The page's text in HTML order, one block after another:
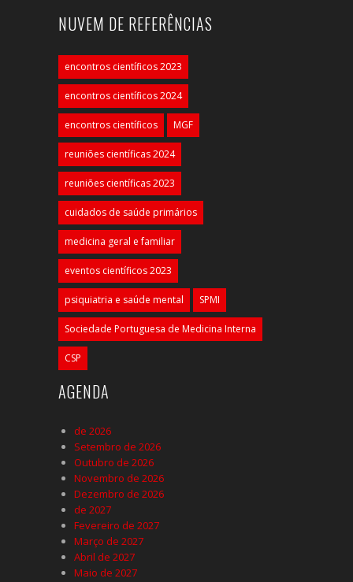
NUVEM DE REFERÊNCIAS
encontros científicos 2023
encontros científicos 2024
encontros científicos MGF
reuniões científicas 2024
reuniões científicas 2023
cuidados de saúde primários
medicina geral e familiar
eventos científicos 2023
psiquiatria e saúde mental SPMI
Sociedade Portuguesa de Medicina Interna
CSP
AGENDA
de 2026
Setembro de 2026
Outubro de 2026
Novembro de 2026
Dezembro de 2026
de 2027
Fevereiro de 2027
Março de 2027
Abril de 2027
Maio de 2027